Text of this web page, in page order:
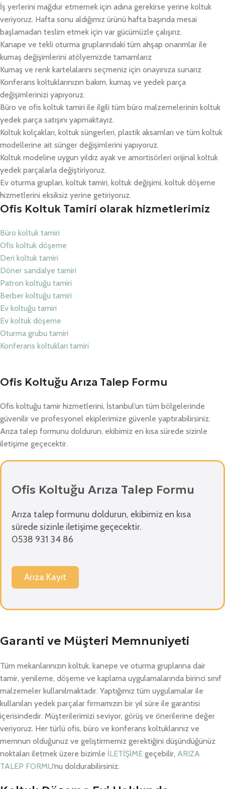
İş yerlerini mağdur etmemek için adına gerekirse yerine koltuk
veriyoruz. Hafta sonu aldığımız ürünü hafta başında mesai
başlamadan teslim etmek için var gücümüzle çalışırız.
Kanape ve tekli oturma gruplarındaki tüm ahşap onarımlar ile
kumaş değişimlerini atölyemizde tamamlarız
Kumaş ve renk kartelalarını seçmeniz için onayınıza sunarız
Konferans koltuklarınızın bakım, kumaş ve yedek parça
değişimlerinizi yapıyoruz.
Büro ve ofis koltuk tamiri ile ilgili tüm büro malzemelerinin koltuk
yedek parça satışını yapmaktayız.
Koltuk kolçakları, koltuk süngerleri, plastik aksamları ve tüm koltuk
modellerine ait sünger değişimlerini yapıyoruz.
Koltuk modeline uygun yıldız ayak ve amortisörleri orijinal koltuk
yedek parçalarla değiştiriyoruz.
Ev oturma grupları, koltuk tamiri, koltuk değişimi, koltuk döşeme
hizmetlerini eksiksiz yerine getiriyoruz.
Ofis Koltuk Tamiri olarak hizmetlerimiz
Büro koltuk tamiri
Ofis koltuk döşeme
Deri koltuk tamiri
Döner sandalye tamiri
Patron koltuğu tamiri
Berber koltuğu tamiri
Ev koltuğu tamiri
Ev koltuk döşeme
Oturma grubu tamiri
Konferans koltukları tamiri
Ofis Koltuğu Arıza Talep Formu
Ofis koltuğu tamir hizmetlerini, İstanbul’un tüm bölgelerinde
güvenilir ve profesyonel ekiplerimize güvenle yaptırabilirsiniz.
Arıza talep formunu doldurun, ekibimiz en kısa sürede sizinle
iletişime geçecektir.
Ofis Koltuğu Arıza Talep Formu
Arıza talep formunu doldurun, ekibimiz en kısa
sürede sizinle iletişime geçecektir.
0538 931 34 86
Arıza Kayıt
Garanti ve Müşteri Memnuniyeti
Tüm mekanlarınızın koltuk, kanepe ve oturma gruplarına dair
tamir, yenileme, döşeme ve kaplama uygulamalarında birinci sınıf
malzemeler kullanılmaktadır. Yaptığımız tüm uygulamalar ile
kullanılan yedek parçalar firmamızın bir yıl süre ile garantisi
içerisindedir. Müşterilerimizi seviyor, görüş ve önerilerine değer
veriyoruz. Her türlü ofis, büro ve konferans koltuklarınız ve
memnun olduğunuz ve geliştirmemiz gerektiğini düşündüğünüz
noktaları iletmek üzere bizimle İLETİŞİME geçebilir, ARIZA
TALEP FORMU‘nu doldurabilirsiniz.